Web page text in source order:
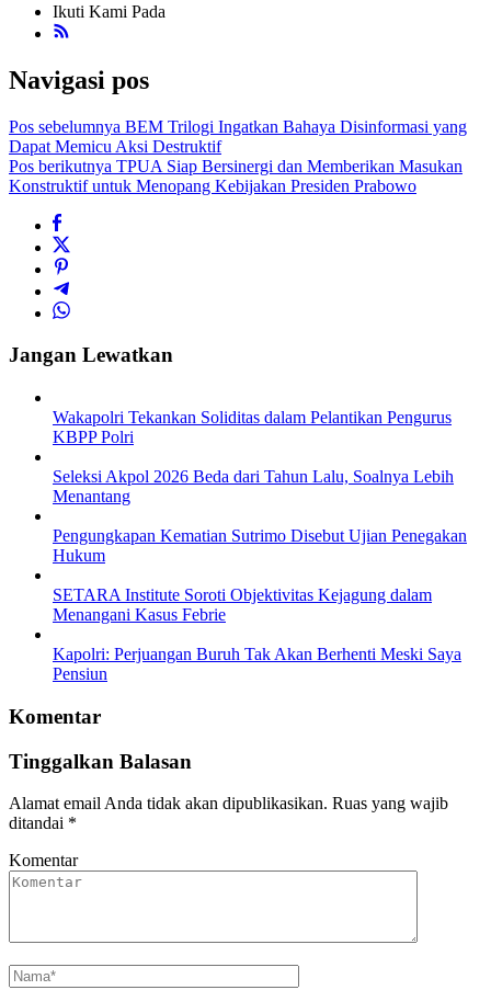
Ikuti Kami Pada
Navigasi pos
Pos sebelumnya BEM Trilogi Ingatkan Bahaya Disinformasi yang
Dapat Memicu Aksi Destruktif
Pos berikutnya TPUA Siap Bersinergi dan Memberikan Masukan
Konstruktif untuk Menopang Kebijakan Presiden Prabowo
Jangan Lewatkan
Wakapolri Tekankan Soliditas dalam Pelantikan Pengurus
KBPP Polri
Seleksi Akpol 2026 Beda dari Tahun Lalu, Soalnya Lebih
Menantang
Pengungkapan Kematian Sutrimo Disebut Ujian Penegakan
Hukum
SETARA Institute Soroti Objektivitas Kejagung dalam
Menangani Kasus Febrie
Kapolri: Perjuangan Buruh Tak Akan Berhenti Meski Saya
Pensiun
Komentar
Tinggalkan Balasan
Alamat email Anda tidak akan dipublikasikan. Ruas yang wajib
ditandai *
Komentar